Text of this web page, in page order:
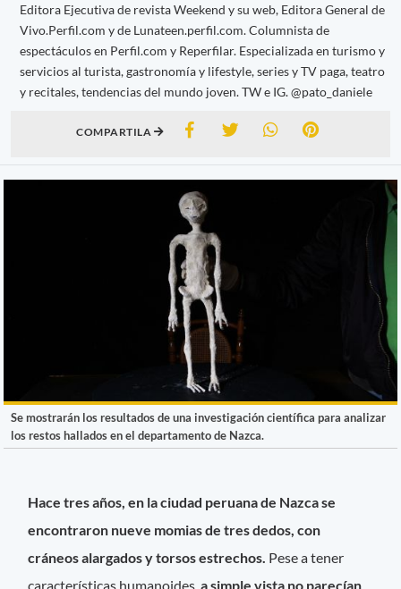
Editora Ejecutiva de revista Weekend y su web, Editora General de
Vivo.Perfil.com y de Lunateen.perfil.com. Columnista de
espectáculos en Perfil.com y Reperfilar. Especializada en turismo y
servicios al turista, gastronomía y lifestyle, series y TV paga, teatro
y recitales, tendencias del mundo joven. TW e IG. @pato_daniele
COMPARTILA
Se mostrarán los resultados de una investigación científica para analizar
los restos hallados en el departamento de Nazca.
Hace tres años, en la ciudad peruana de Nazca se
encontraron nueve momias de tres dedos, con
cráneos alargados y torsos estrechos. Pese a tener
características humanoides,a simple vista no parecían